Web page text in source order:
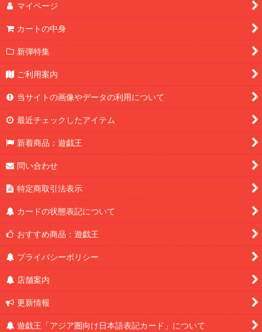
マイページ
カートの中身
新弾特集
ご利用案内
当サイトの画像やデータの利用について
最近チェックしたアイテム
新着商品：遊戯王
問い合わせ
特定商取引法表示
カードの状態表記について
おすすめ商品：遊戯王
プライバシーポリシー
店舗案内
更新情報
遊戯王「アジア圏向け日本語表記カード」について